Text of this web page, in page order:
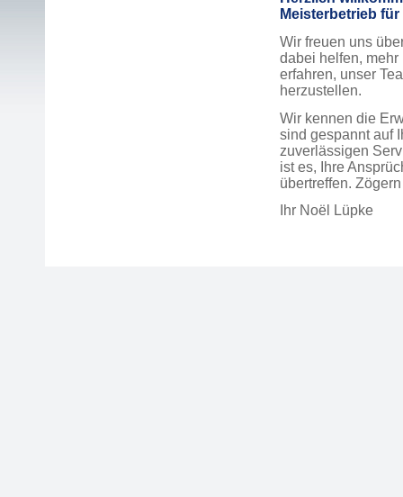
Meisterbetrieb
Wir freuen uns
dabei helfen,
erfahren, unser
herzustellen.
Wir kennen die
sind gespannt auf
zuverlässigen
ist es, Ihre
übertreffen.
Ihr Noël Lüpke